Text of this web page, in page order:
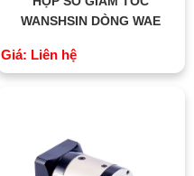
WANSHSIN DÒNG WAE
Giá: Liên hệ